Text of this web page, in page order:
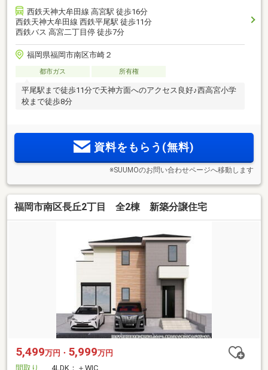
西鉄天神大牟田線 高宮駅 徒歩16分
西鉄天神大牟田線 西鉄平尾駅 徒歩11分
西鉄バス 高宮二丁目停 徒歩7分
福岡県福岡市南区市崎２
都市ガス 所有権
平尾駅まで徒歩11分で天神方面へのアクセス良好♪西高宮小学
校まで徒歩8分
資料をもらう(無料)
※SUUMOのお問い合わせページへ移動します
福岡市南区長丘2丁目 全2棟 新築分譲住宅
5,499万円・ 5,999万円
間取り
4LDK：＋WIC